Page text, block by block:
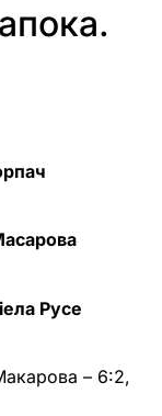
Русе
– 6:2,